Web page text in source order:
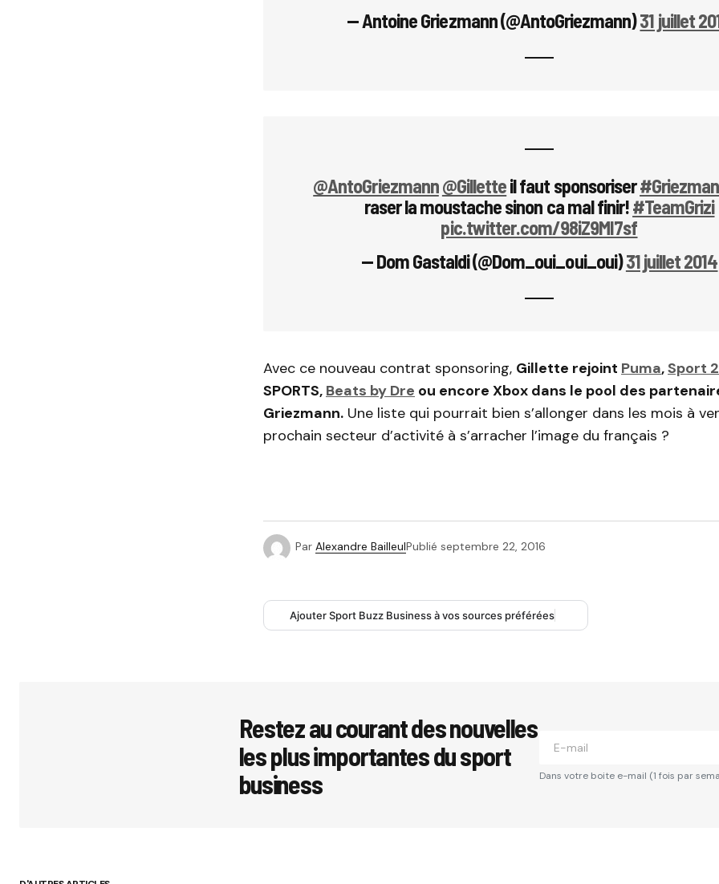
— Antoine Griezmann (@AntoGriezmann)31 juillet
@AntoGriezmann@Gilletteil faut sponsoriser
raser la moustache sinon ca mal finir!#TeamGrizi
pic.twitter.com/98iZ9MI7sf
— Dom Gastaldi (@Dom_oui_oui_oui)31 juillet 2014
Avec ce nouveau contrat sponsoring, Gillette rejoint Puma,Sport
SPORTS, Beats by Dre ou encore Xbox dans le pool des
Griezmann. Une liste qui pourrait bien s’allonger dans les mois à
prochain secteur d’activité à s’arracher l’image du français ?
Par Alexandre BailleulPublié septembre 22, 2016
Ajouter Sport Buzz Business à vos sources préférées
Restez au courant des nouvelles
les plus importantes du sport
business
Dans votre boite e-mail (1 fois par